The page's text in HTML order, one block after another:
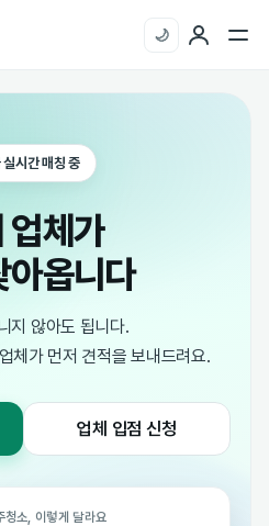
🌙
실시간 매칭 중
업체가
아옵니다
지 않아도 됩니다.
체가 먼저 견적을 보내드려요.
업체 입점 신청
청소, 이렇게 달라요